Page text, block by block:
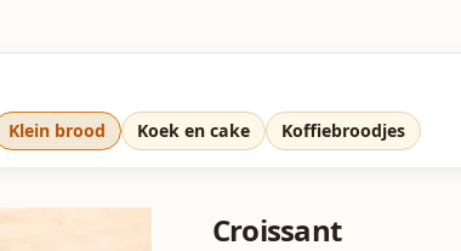
Klein brood Koek en cake Koffiebroodjes
Croissant